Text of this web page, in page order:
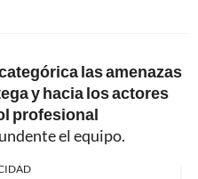
las amenazas
y hacia los actores
profesional
el equipo.